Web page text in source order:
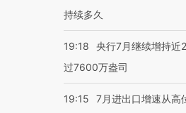
持续多久
19:18
央行7月继续增持近
过7600万盎司
19:15
7月进出口增速从高